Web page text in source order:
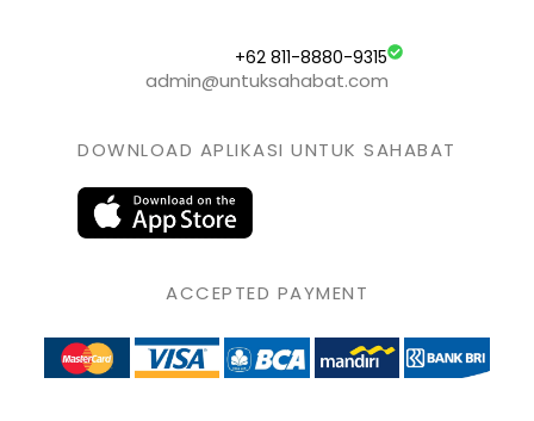
+62 811-8880-9315
admin@untuksahabat.com
DOWNLOAD APLIKASI UNTUK SAHABAT
ACCEPTED PAYMENT